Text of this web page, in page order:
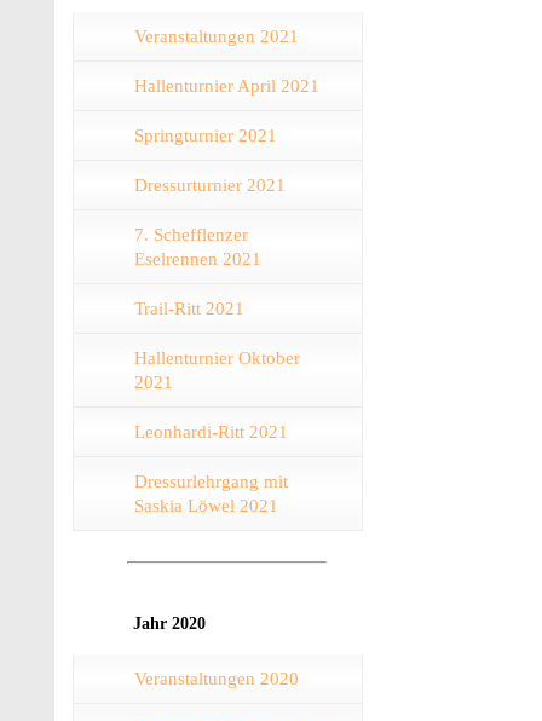
Veranstaltungen 2021
Hallenturnier April 2021
Springturnier 2021
Dressurturnier 2021
7. Schefflenzer
Eselrennen 2021
Trail-Ritt 2021
Hallenturnier Oktober
2021
Leonhardi-Ritt 2021
Dressurlehrgang mit
Saskia Löwel 2021
Jahr 2020
Veranstaltungen 2020